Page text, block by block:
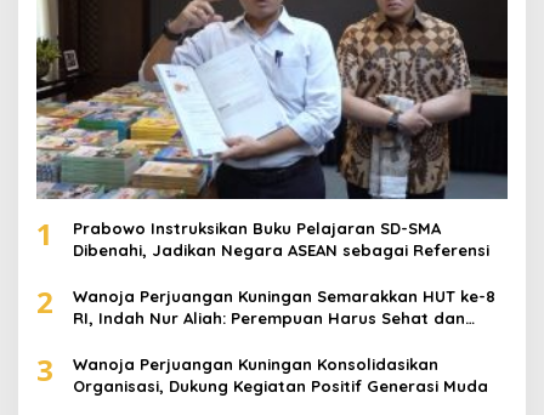
1
Prabowo Instruksikan Buku Pelajaran SD-SMA
Dibenahi, Jadikan Negara ASEAN sebagai Referensi
2
Wanoja Perjuangan Kuningan Semarakkan HUT ke-8
RI, Indah Nur Aliah: Perempuan Harus Sehat dan
3
Wanoja Perjuangan Kuningan Konsolidasikan
Organisasi, Dukung Kegiatan Positif Generasi Muda